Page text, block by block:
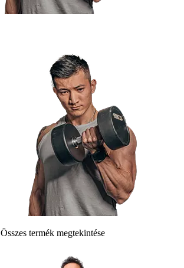
Összes termék megtekintése